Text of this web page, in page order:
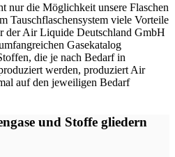
nur die Möglichkeit unsere Flaschen
Tauschflaschensystem viele Vorteile
der Air Liquide Deutschland GmbH
Gasekatalog
die je nach Bedarf in
werden, produziert Air
auf den jeweiligen Bedarf
und Stoffe gliedern